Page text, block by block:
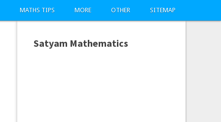
MATHS TIPS MORE OTHER SITEMAP
Satyam Mathematics